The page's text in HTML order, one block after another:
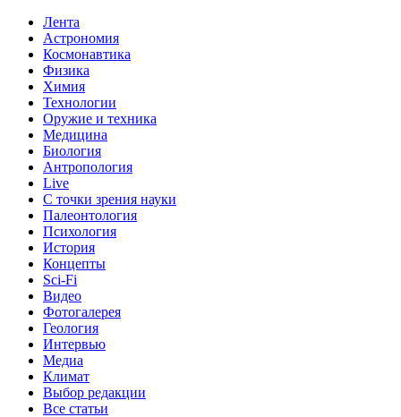
Лента
Астрономия
Космонавтика
Физика
Химия
Технологии
Оружие и техника
Медицина
Биология
Антропология
Live
С точки зрения науки
Палеонтология
Психология
История
Концепты
Sci-Fi
Видео
Фотогалерея
Геология
Интервью
Медиа
Климат
Выбор редакции
Все статьи